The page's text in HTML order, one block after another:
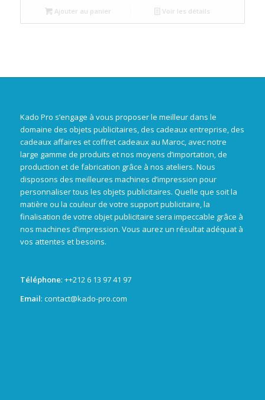
Ajouter au panier Voir les détails
Kado Pro s’engage à vous proposer le meilleur dans le
domaine des objets publicitaires, des cadeaux entreprise, des
cadeaux affaires et coffret cadeaux au Maroc, avec notre
large gamme de produits et nos moyens d’importation, de
production et de fabrication grâce à nos ateliers. Nous
disposons des meilleures machines d’impression pour
personnaliser tous les objets publicitaires. Quelle que soit la
matière ou la couleur de votre support publicitaire, la
finalisation de votre objet publicitaire sera impeccable grâce à
nos machines d’impression. Vous aurez un résultat adéquat à
vos attentes et besoins.
Téléphone: ++212 6 13 97 41 97
Email: contact@kado-pro.com